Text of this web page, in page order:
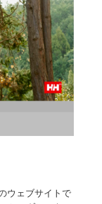
ウェブサイトで